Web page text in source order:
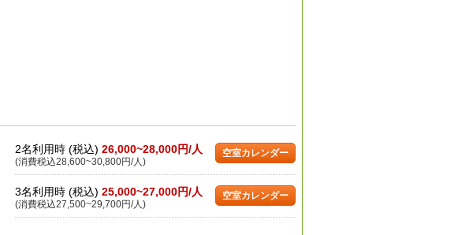
2名利用時 (税込) 26,000~28,000円/人
(消費税込28,600~30,800円/人)
空室カレンダー
3名利用時 (税込) 25,000~27,000円/人
(消費税込27,500~29,700円/人)
空室カレンダー